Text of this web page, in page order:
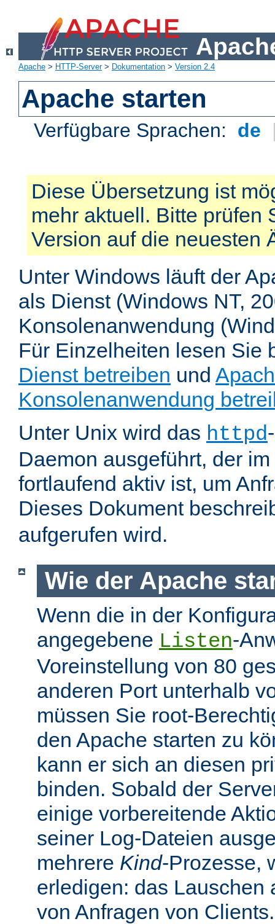
Apache > HTTP-Server> Dokumentation > Version 2.4
Apache starten
Verfügbare Sprachen: de
Diese Übersetzung ist
mehr aktuell. Bitte prüfen
Version auf die neuesten
Unter Windows läuft der
als Dienst (Windows NT,
Konsolenanwendung
Für Einzelheiten lesen Sie
Dienst betreiben und
Konsolenanwendung
Unter Unix wird das httpd
Daemon ausgeführt, der
fortlaufend aktiv ist, um
Dieses Dokument
aufgerufen wird.
Wie der Apache
Wenn die in der
angegebene Listen-
Voreinstellung von 80
anderen Port unterhalb
müssen Sie root-
den Apache starten zu
kann er sich an diesen
binden. Sobald der
einige vorbereitende
seiner Log-Dateien
mehrere Kind-Prozesse,
erledigen: das Lauschen
von Anfragen von